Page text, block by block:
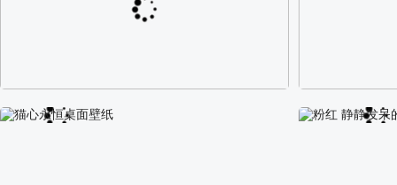
阿尔卑斯山区自然风景壁纸 校园长发可爱